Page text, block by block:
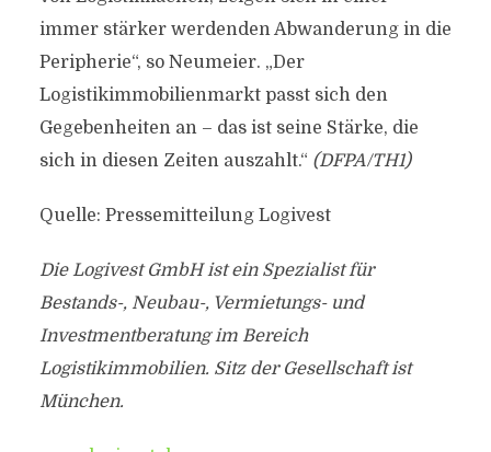
immer stärker werdenden Abwanderung in die
Peripherie“, so Neumeier. „Der
Logistikimmobilienmarkt passt sich den
Gegebenheiten an – das ist seine Stärke, die
sich in diesen Zeiten auszahlt.“ (DFPA/TH1)
Quelle: Pressemitteilung Logivest
Die Logivest GmbH ist ein Spezialist für
Bestands-, Neubau-, Vermietungs- und
Investmentberatung im Bereich
Logistikimmobilien. Sitz der Gesellschaft ist
München.